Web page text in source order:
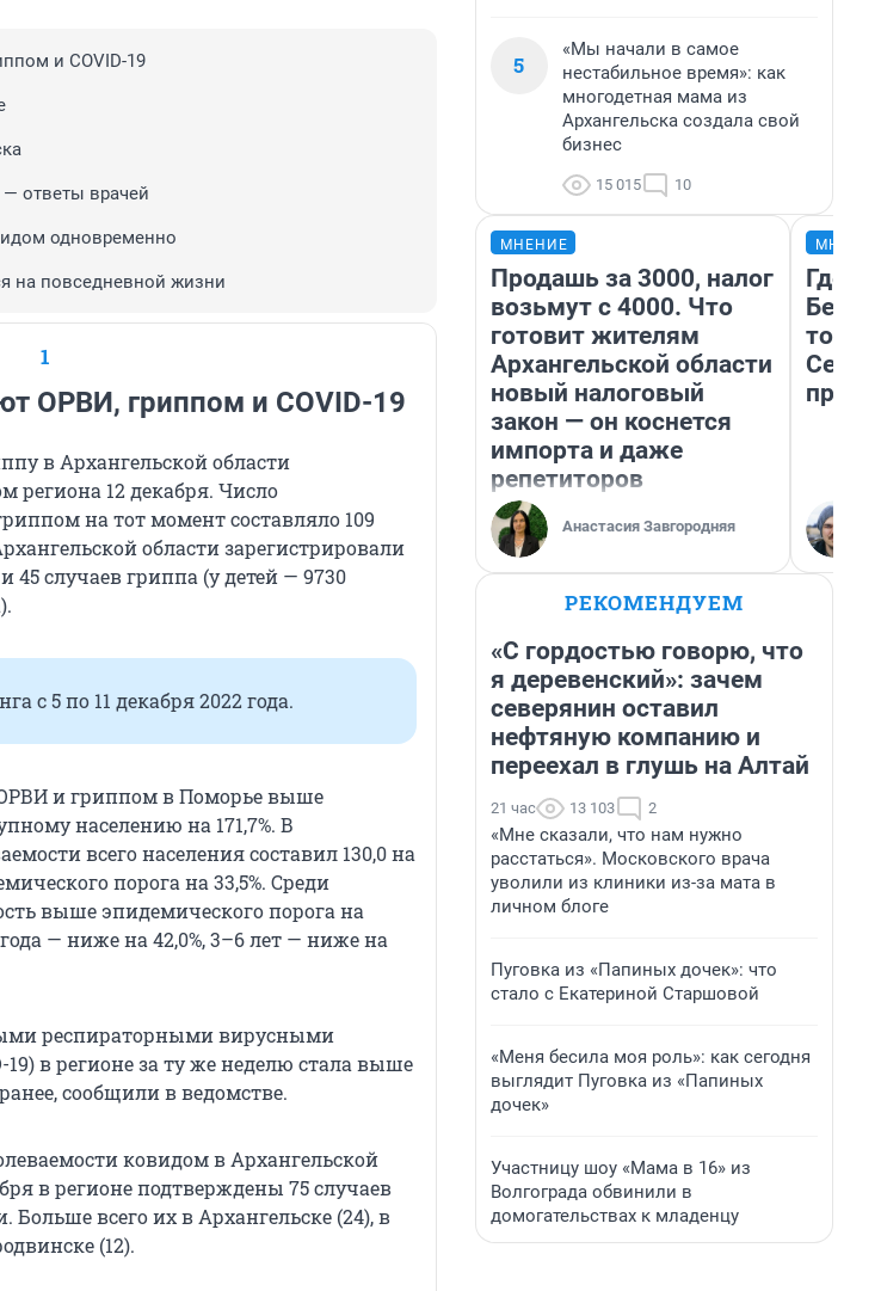
и COVID-19
— ответы врачей
одновременно
на повседневной жизни
1
ОРВИ, гриппом и COVID-19
в Архангельской области
региона 12 декабря. Число
на тот момент составляло 109
области зарегистрировали
45 случаев гриппа (у детей — 9730
с 5 по 11 декабря 2022 года.
ОРВИ и гриппом в Поморье выше
населению на 171,7%. В
всего населения составил 130,0 на
порога на 33,5%. Среди
выше эпидемического порога на
— ниже на 42,0%, 3–6 лет — ниже на
респираторными вирусными
в регионе за ту же неделю стала выше
сообщили в ведомстве.
ковидом в Архангельской
в регионе подтверждены 75 случаев
всего их в Архангельске (24), в
(12).
5
«Мы начали в самое
нестабильное время»: как
многодетная мама из
Архангельска создала свой
бизнес
15 015 10
МНЕНИЕ
Продашь за 3000, налог
возьмут с 4000. Что
готовит жителям
Архангельской области
новый налоговый
закон — он коснется
импорта и даже
репетиторов
Анастасия Завгородняя
Где
РЕКОМЕНДУЕМ
«С гордостью говорю, что
я деревенский»: зачем
северянин оставил
нефтяную компанию и
переехал в глушь на Алтай
21 час 13 103 2
«Мне сказали, что нам нужно
расстаться». Московского врача
уволили из клиники из-за мата в
личном блоге
Пуговка из «Папиных дочек»: что
стало с Екатериной Старшовой
«Меня бесила моя роль»: как сегодня
выглядит Пуговка из «Папиных
дочек»
Участницу шоу «Мама в 16» из
Волгограда обвинили в
домогательствах к младенцу